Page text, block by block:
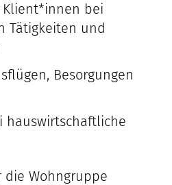
Klient*innen bei
Tätigkeiten und
Besorgungen
hauswirtschaftliche
Wohngruppe